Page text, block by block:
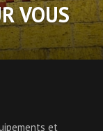
VOUS
et